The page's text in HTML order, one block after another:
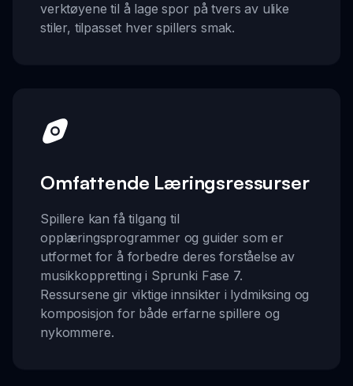
verktøyene til å lage spor på tvers av ulike
stiler, tilpasset hver spillers smak.
Omfattende Læringsressurser
Spillere kan få tilgang til
opplæringsprogrammer og guider som er
utformet for å forbedre deres forståelse av
musikkoppretting i Sprunki Fase 7.
Ressursene gir viktige innsikter i lydmiksing og
komposisjon for både erfarne spillere og
nykommere.